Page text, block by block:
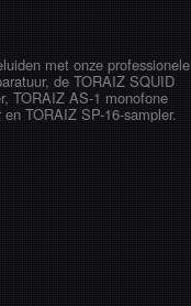
met onze professionele
de TORAIZ SQUID
TORAIZ AS-1 monofone
TORAIZ SP-16-sampler.